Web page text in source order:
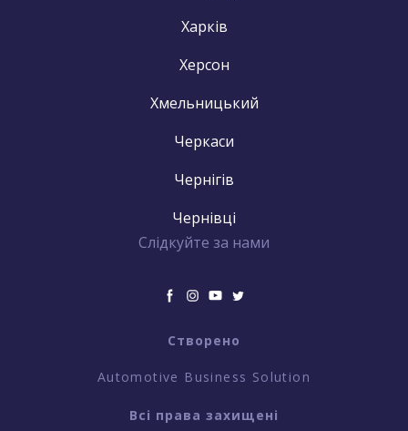
Харків
Херсон
Хмельницький
Черкаси
Чернігів
Чернівці
Слідкуйте за нами
Створено
Automotive Business Solution
Всі права захищені